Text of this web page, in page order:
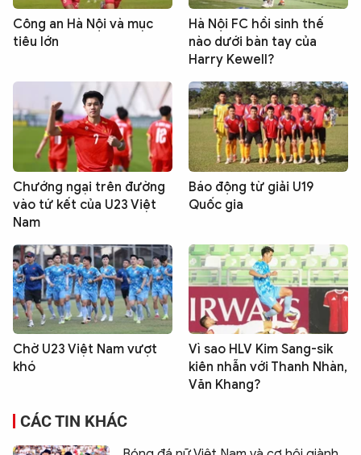
Công an Hà Nội và mục
tiêu lớn
Hà Nội FC hồi sinh thế
nào dưới bàn tay của
Harry Kewell?
Chướng ngại trên đường
vào tứ kết của U23 Việt
Nam
Báo động từ giải U19
Quốc gia
Chờ U23 Việt Nam vượt
khó
Vì sao HLV Kim Sang-sik
kiên nhẫn với Thanh Nhàn,
Văn Khang?
CÁC TIN KHÁC